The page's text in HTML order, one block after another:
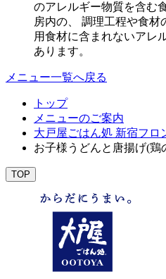
のアレルギー物質を含む
房内の、 調理工程や食材
用食材に含まれないアレ
あります。
メニュー一覧へ戻る
トップ
メニューのご案内
大戸屋ごはん処 新宿フロ
お子様うどんと唐揚げ(鶏
TOP